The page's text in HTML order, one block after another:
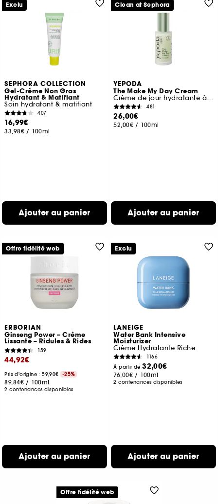
SEPHORA COLLECTION
Gel-Crème Non Gras
Hydratant & Matifiant
Soin hydratant & matifiant
407
16,99€
33,98€ / 100ml
Ajouter au panier
Exclu
YEPODA
The Make My Day Cream
Crème de jour hydratante à la Centella Asiatica
481
26,00€
52,00€ / 100ml
Ajouter au panier
Clean at Sephora
ERBORIAN
Ginseng Power – Crème
Lissante – Ridules & Rides
159
44,92€
Prix d'origine : 59,90€ -25%
89,84€ / 100ml
2 contenances disponibles
Ajouter au panier
Offre fidélité web
LANEIGE
Water Bank Intensive
Moisturizer
Crème Hydratante Riche
1166
À partir de32,00€
76,00€ / 100ml
2 contenances disponibles
Ajouter au panier
Exclu
Offre fidélité web